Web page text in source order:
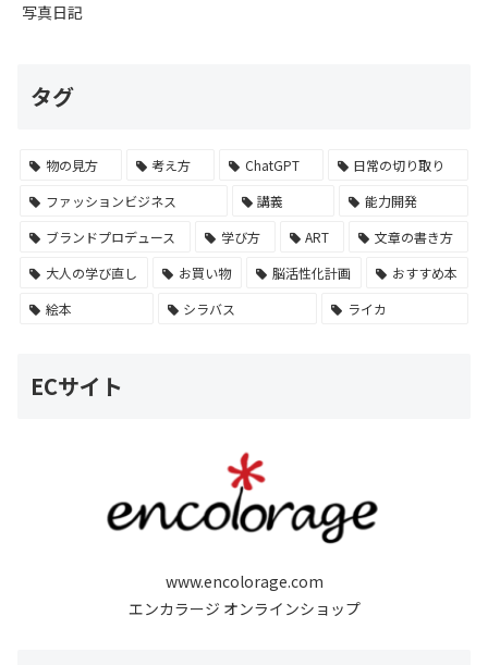
写真日記
タグ
物の見方 考え方 ChatGPT
日常の切り取り
ファッションビジネス
講義
能力開発
ブランドプロデュース
学び方 ART
文章の書き方
大人の学び直し
お買い物 脳活性化計画
おすすめ本
絵本
シラバス ライカ
ECサイト
www.encolorage.com
エンカラージ オンラインショップ